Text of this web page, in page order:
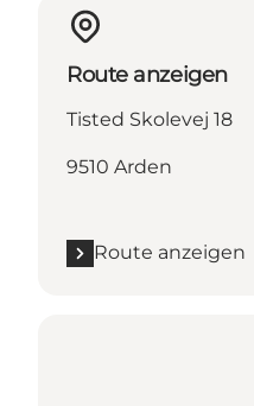
Route anzeigen
Tisted Skolevej 18
9510 Arden
Route anzeigen